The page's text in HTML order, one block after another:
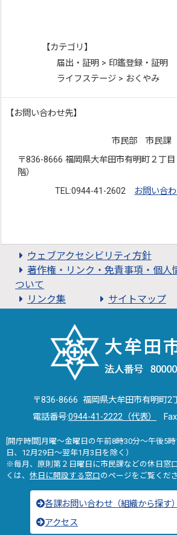
【カテゴリ】
届出・証明 > 印鑑登録・証明
ライフステージ > おくやみ
【お問い合わせ先】
市民部 市民課
〒836-8666 福岡県大牟田市有明町２丁
階）
TEL:0944-41-2602
お問い合
ウェブアクセシビリティ方針
著作権・リンク・免責事項・個人
ついて
リンク集
サイトマップ
〒836-8666 福岡県大牟田市有明町2
電話番号:0944-41-2222（代表）
[開庁時間]月曜～金曜日の午前8時30分～午後5
日、12月29日～翌年1月3日を除く）
※毎月、原則第２日曜日に市民課などの休日窓
くは、 休日に開設する窓口のページをご覧くださ
各課お問い合わせ（組織から探す）
アクセス